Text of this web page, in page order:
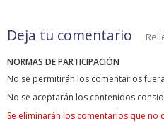
Deja tu comentario
NORMAS DE PARTICIPACIÓN
No se permitirán los comentarios
No se aceptarán los contenidos
Se eliminarán los comentarios que no